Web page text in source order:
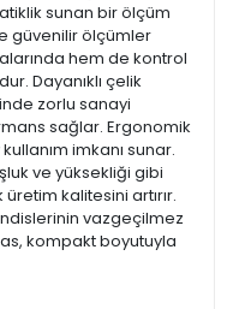
sunan bir ölçüm
güvenilir ölçümler
hem de kontrol
Dayanıklı çelik
zorlu sanayi
sağlar. Ergonomik
imkanı sunar.
ve yüksekliği gibi
kalitesini artırır.
vazgeçilmez
kompakt boyutuyla